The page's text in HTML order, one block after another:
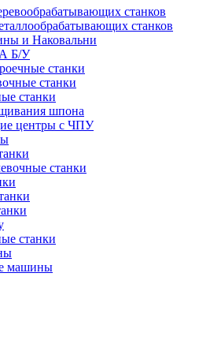
станков
станков
и Наковальни
Б/У
станки
станки
станки
шпона
центры с ЧПУ
станки
станки
машины